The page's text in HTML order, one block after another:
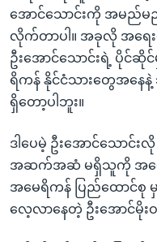
အောင်သောင်းကို အမည်မည်
လိုက်တာပါ။ အခုလို အရ
ဦးအောင်သောင်းရဲ့ ပိုင်
ရိကန် နိုင်ငံသားတွေအနေနဲ့
ရှိတော့ပါဘူး။
ဒါပေမဲ့ ဦးအောင်သော
အဆက်အဆံ မရှိသူကို အရေ
အမေရိကန် ပြည်ထောင်
လေ့လာနေတဲ့ ဦးအောင်မိုး